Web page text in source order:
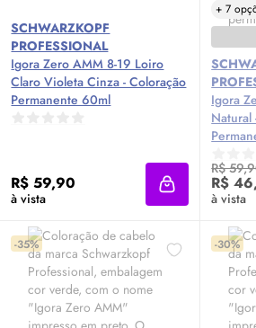
SCHWARZKOPF
PROFESSIONAL
Igora Zero AMM 8-19 Loiro
Claro Violeta Cinza - Coloração
Permanente 60ml
R$ 59,90
à vista Adicionar à
+ 7
Igora
Natural
R$
R$
à vista
-35% -30%